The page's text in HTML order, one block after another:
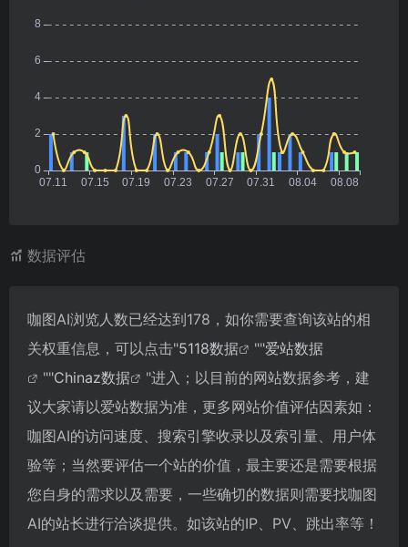
数据评估
咖图AI浏览人数已经达到178，如你需要查询该站的相
关权重信息，可以点击"5118数据 ""爱站数据
""Chinaz数据
"进入；以目前的网站数据参考，建
议大家请以爱站数据为准，更多网站价值评估因素如：
咖图AI的访问速度、搜索引擎收录以及索引量、用户体
验等；当然要评估一个站的价值，最主要还是需要根据
您自身的需求以及需要，一些确切的数据则需要找咖图
AI的站长进行洽谈提供。如该站的IP、PV、跳出率等！